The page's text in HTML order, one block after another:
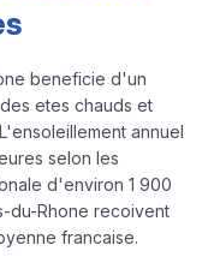
beneficie d'un
etes chauds et
annuel
selon les
d'environ 1 900
du-Rhone recoivent
francaise.